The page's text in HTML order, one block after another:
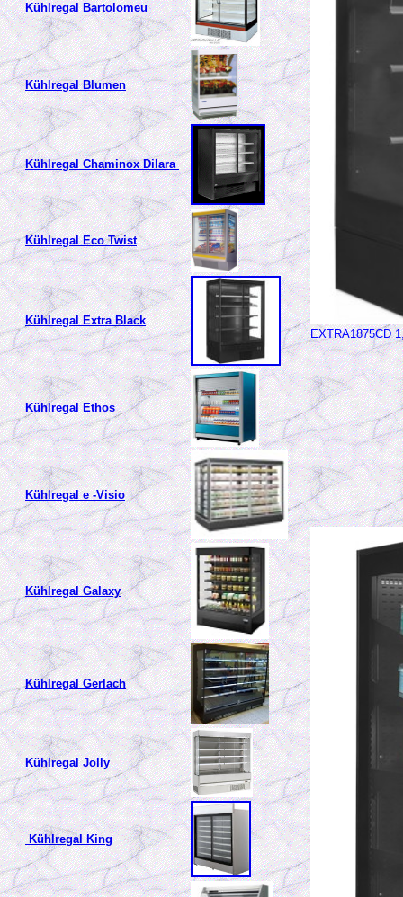
Kühlregal Bartolomeu
Kühlregal Blumen
Kühlregal Chaminox Dilara
Kühlregal Eco Twist
Kühlregal Extra Black
Kühlregal Ethos
Kühlregal e -Visio
Kühlregal Galaxy
Kühlregal Gerlach
Kühlregal Jolly
Kühlregal King
EXTRA1875CD